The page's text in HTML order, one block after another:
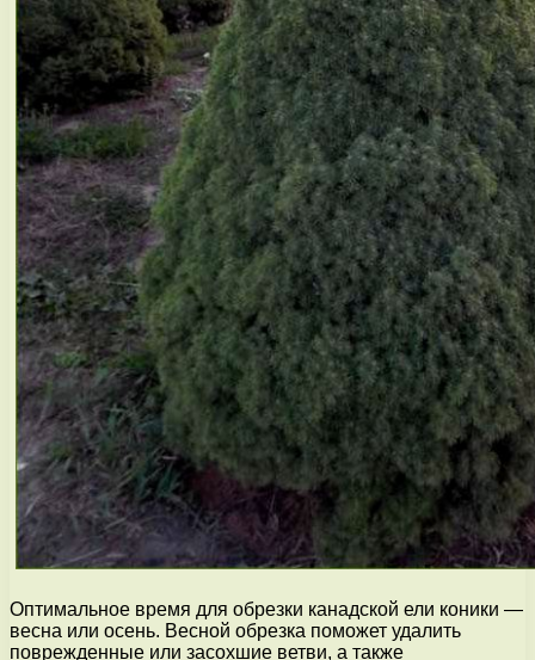
Оптимальное время для обрезки канадской ели коники —
весна или осень. Весной обрезка поможет удалить
поврежденные или засохшие ветви, а также